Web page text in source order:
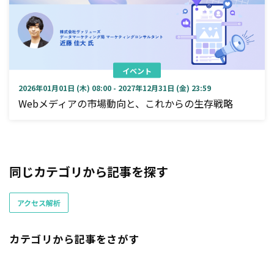
イベント
2026年01月01日 (木) 08:00 - 2027年12月31日 (金) 23:59
Webメディアの市場動向と、これからの生存戦略
同じカテゴリから記事を探す
アクセス解析
カテゴリから記事をさがす